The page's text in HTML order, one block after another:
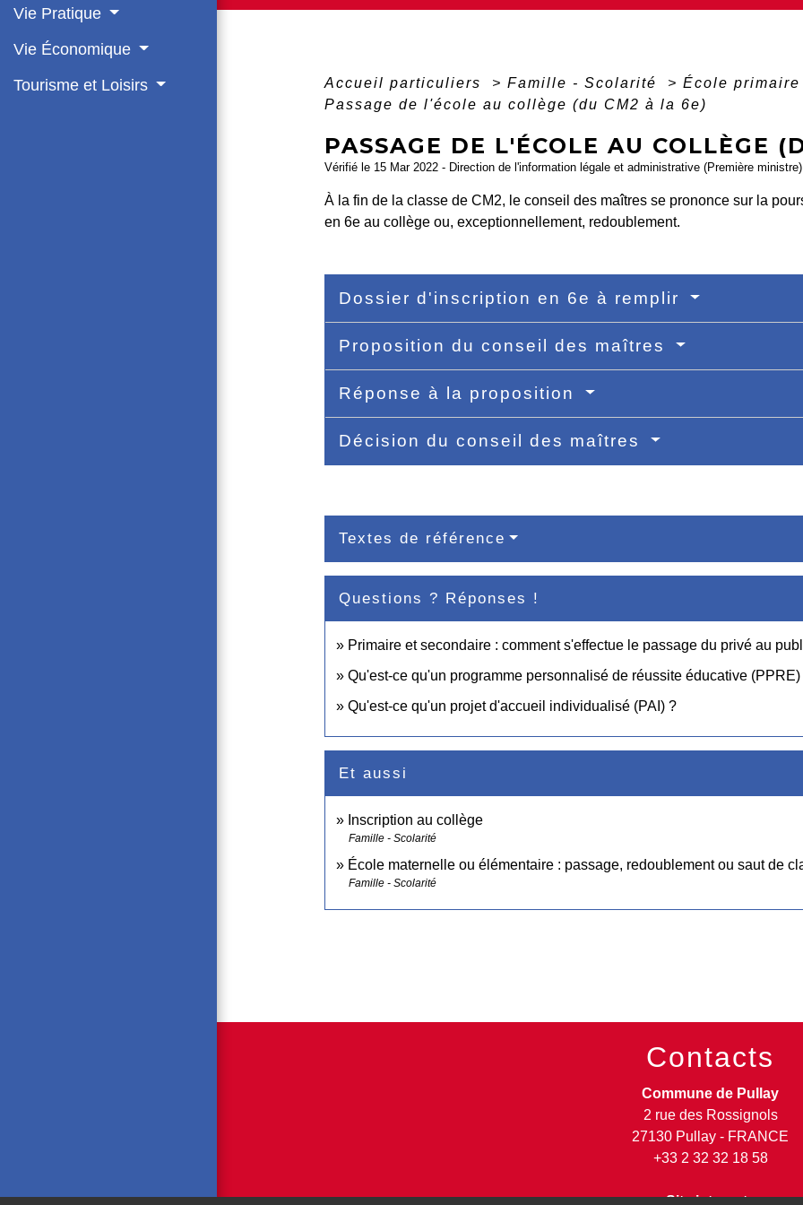
Vie Pratique
Vie Économique
Tourisme et Loisirs Accueil particuliers > Famille - Scolarité > École
Passage de l'école au collège (du CM2 à la 6e)
PASSAGE DE L'ÉCOLE AU COLLÈGE
Vérifié le 15 Mar 2022 - Direction de l'information légale et administrative (Première ministre)
À la fin de la classe de CM2, le conseil des maîtres se prononce sur la
en 6eau collège ou, exceptionnellement, redoublement.
Dossier d'inscription en 6e à remplir
Proposition du conseil des maîtres
Réponse à la proposition
Décision du conseil des maîtres
Textes de référence
Questions ? Réponses !
Primaire et secondaire : comment s'effectue le passage du privé au
Qu'est-ce qu'un programme personnalisé de réussite éducative (PPRE)
Qu'est-ce qu'un projet d'accueil individualisé (PAI) ?
Et aussi
Inscription au collège
Famille - Scolarité
École maternelle ou élémentaire : passage, redoublement ou saut de
Famille - Scolarité
Contacts
Commune de Pullay
2 rue des Rossignols
27130 Pullay - FRANCE
+33 2 32 32 18 58
Site internet :